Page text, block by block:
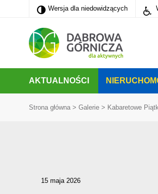
PRZEJDŹ DO MENU GŁÓWNEGO
PRZEJDŹ DO WYSZUKIWARKI
PRZEJDŹ DO TREŚCI
Wersja dla niedowidzących
Wersja dla niedowidzących
AKTUALNOŚCI
Strona główna > Galerie > Kabaretowe
15 maja 2026